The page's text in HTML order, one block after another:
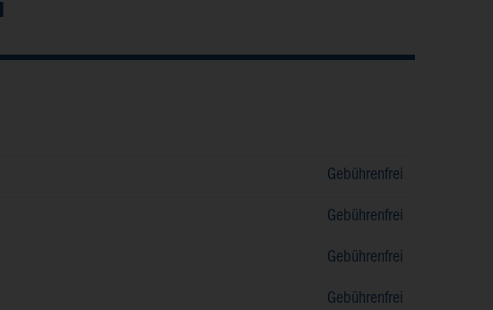
Gebührenfrei
Gebührenfrei
Gebührenfrei
Gebührenfrei